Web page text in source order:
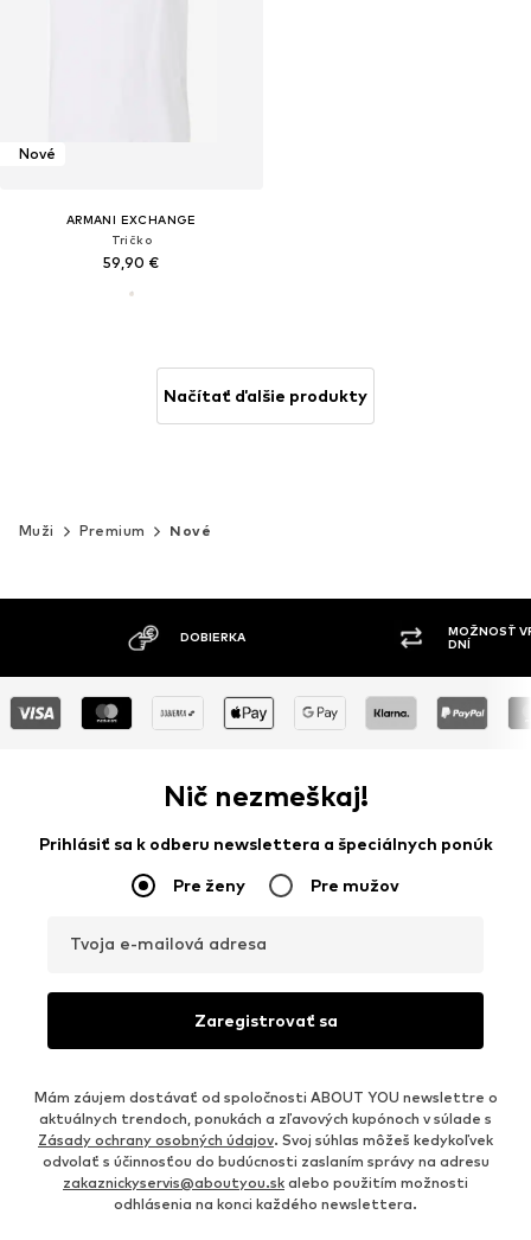
Nové
ARMANI EXCHANGE
Tričko
59,90 €
Načítať ďalšie produkty
Muži Premium Nové
MOŽNOSŤ VRÁTENIA TOVARU DO 30
Nič nezmeškaj!
Prihlásiť sa k odberu newslettera a špeciálnych ponúk
Pre ženy Pre mužov
Tvoja e-mailová adresa
Zaregistrovať sa
Mám záujem dostávať od spoločnosti ABOUT YOU newslettre o
aktuálnych trendoch, ponukách a zľavových kupónoch v súlade s
Zásady ochrany osobných údajov. Svoj súhlas môžeš kedykoľvek
odvolať s účinnosťou do budúcnosti zaslaním správy na adresu
zakaznickyservis@aboutyou.sk alebo použitím možnosti
odhlásenia na konci každého newslettera.